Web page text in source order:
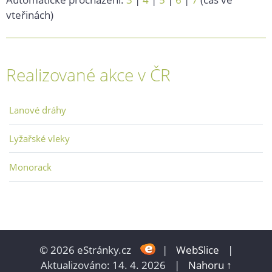
vteřinách)
Realizované akce v ČR
Lanové dráhy
Lyžařské vleky
Monorack
© 2026 eStránky.cz | WebSlice
|
Aktualizováno: 14. 4. 2026
| Nahoru ↑